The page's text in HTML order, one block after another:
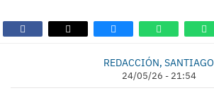
REDACCIÓN, SANTIAGO
24/05/26 - 21:54